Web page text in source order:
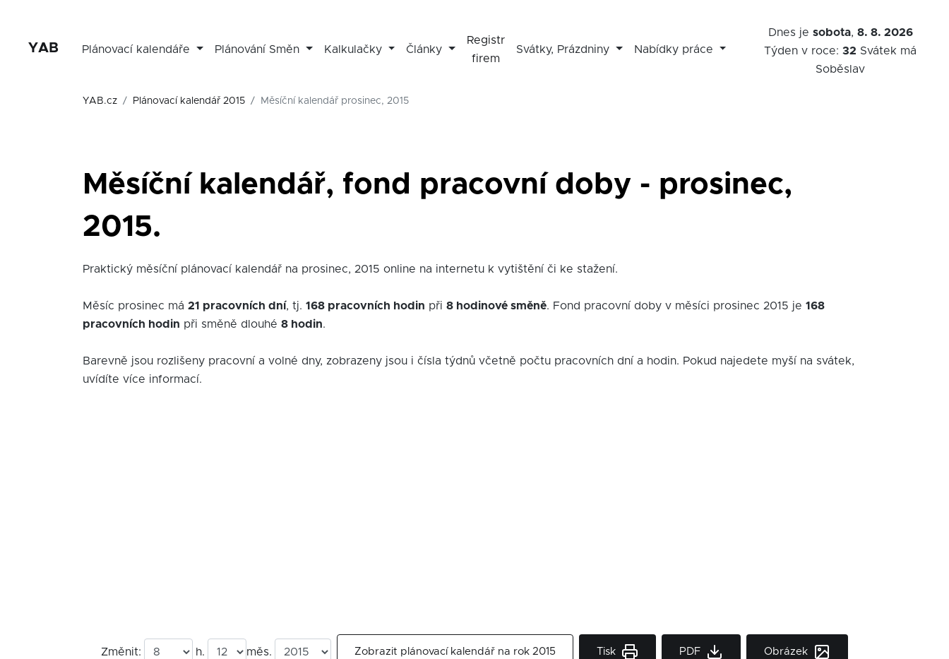
YAB Plánovací kalendáře Plánování Směn Kalkulačky Články
Registr
firem
Svátky, Prázdniny Nabídky práce
Dnes je sobota, 8. 8. 2026
Týden v roce:32 Svátek má
Soběslav
YAB.cz Plánovací kalendář 2015 Měsíční kalendář prosinec, 2015
Měsíční kalendář, fond pracovní doby - prosinec,
2015.
Praktický měsíční plánovací kalendář na prosinec, 2015 online na internetu k vytištění či ke stažení.
Měsíc prosinec má 21 pracovních dní, tj. 168 pracovních hodin při 8 hodinové směně. Fond pracovní doby v měsíci prosinec 2015 je 168
pracovních hodin při směně dlouhé 8 hodin.
Barevně jsou rozlišeny pracovní a volné dny, zobrazeny jsou i čísla týdnů včetně počtu pracovních dní a hodin. Pokud najedete myší na svátek,
uvídíte více informací.
Změnit: h. měs. Zobrazit plánovací kalendář na rok 2015 Tisk PDF Obrázek